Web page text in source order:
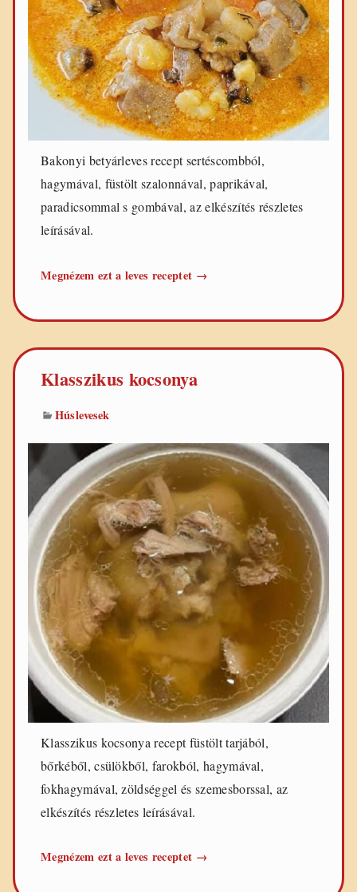
Bakonyi betyárleves recept sertéscombból,
hagymával, füstölt szalonnával, paprikával,
paradicsommal s gombával, az elkészítés részletes
leírásával.
Megnézem ezt a leves receptet Bakonyi
→
Klasszikus kocsonya
Húslevesek
Klasszikus kocsonya recept füstölt tarjából,
bőrkéből, csülökből, farokból, hagymával,
fokhagymával, zöldséggel és szemesborssal, az
elkészítés részletes leírásával.
Megnézem ezt a leves receptet Klasszikus
→